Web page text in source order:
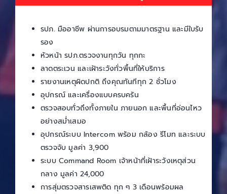
รปภ. มืออาชีพ ผ่านการอบรมตามมาตรฐาน และมีใบรับ
รอง
หัวหน้า รปภ.ตรวจงานทุกวัน ทุกกะ
ลาดตระเวน และเฝ้าระวังทั่วพื้นที่ให้บริการ
รายงานเหตุผิดปกติ ถึงคุณทันทีทุก 2 ชั่วโมง
อุปกรณ์ และเครื่องแบบครบครัน
ตรวจสอบทั่วถึงทั้งภายใน ภายนอก และพื้นที่อ่อนไหว
อย่างสม่ำเสมอ
อุปกรณ์ระบบ Intercom พร้อม กล้อง รีโมท และระบบ
ตรวจจับ มูลค่า 3,900
ระบบ Command Room เจ้าหน้าที่เฝ้าระวังเหตุส่วน
กลาง มูลค่า 24,000
การสุ่มตรวจสารเสพติด ทุก ๆ 3 เดือนพร้อมผล